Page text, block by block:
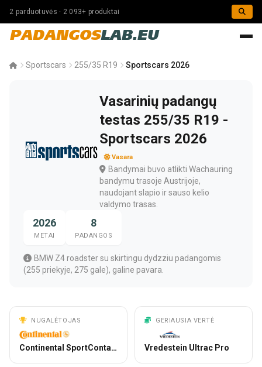
2 parduotuvės · 2 093+ produktai
PADANGOSLAB.EU
Sportscars 255/35 R19 Sportscars 2026
Vasarinių padangų
testas 255/35 R19 -
Sportscars 2026
Vasara
Bandymai buvo atlikti Wachauring
bandymu trasoje Austrijoje,
naudojant slapio ir sauso kelio
valdymo trasas.
2026
METAI
8
PADANGOS
BMW Z4 roadster su skirtingu dydzziu padangomis
(255 priekyje, 275 gale), galine pavara.
NUGALĖTOJAS
Continental SportContact 7
GERIAUSIA VERTĖ
Vredestein Ultrac Pro